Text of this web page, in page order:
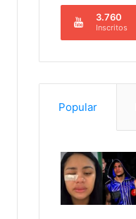
3.760
Inscritos
Popular